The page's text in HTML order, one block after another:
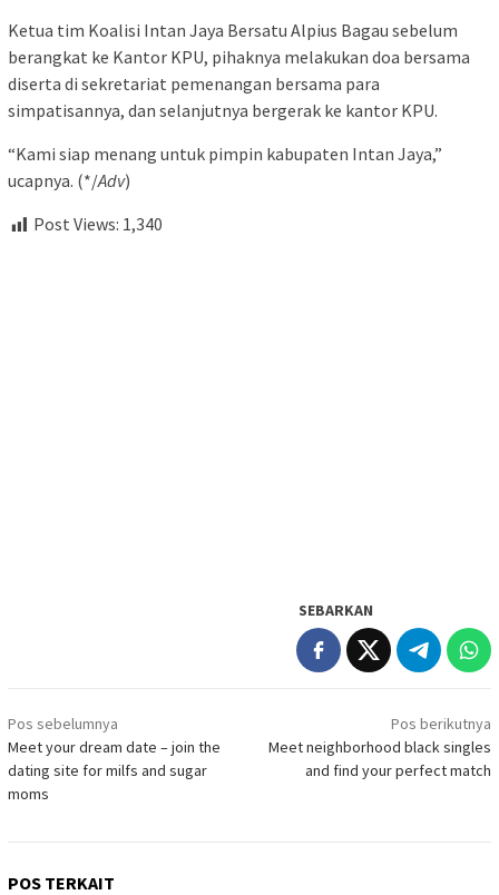
Ketua tim Koalisi Intan Jaya Bersatu Alpius Bagau sebelum
berangkat ke Kantor KPU, pihaknya melakukan doa bersama
diserta di sekretariat pemenangan bersama para
simpatisannya, dan selanjutnya bergerak ke kantor KPU.
“Kami siap menang untuk pimpin kabupaten Intan Jaya,”
ucapnya. (*/Adv)
Post Views: 1,340
SEBARKAN
Navigasi
pos
Pos sebelumnya
Meet your dream date – join the
dating site for milfs and sugar
moms
Pos berikutnya
Meet neighborhood black singles
and find your perfect match
POS TERKAIT